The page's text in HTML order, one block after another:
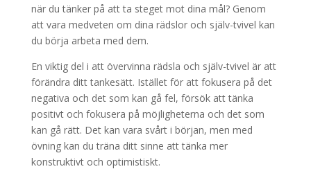
när du tänker på att ta steget mot dina mål? Genom
att vara medveten om dina rädslor och själv-tvivel kan
du börja arbeta med dem.
En viktig del i att övervinna rädsla och själv-tvivel är att
förändra ditt tankesätt. Istället för att fokusera på det
negativa och det som kan gå fel, försök att tänka
positivt och fokusera på möjligheterna och det som
kan gå rätt. Det kan vara svårt i början, men med
övning kan du träna ditt sinne att tänka mer
konstruktivt och optimistiskt.